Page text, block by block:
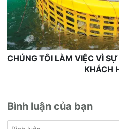
CHÚNG TÔI LÀM VIỆC VÌ
KHÁCH
Bình luận của bạn